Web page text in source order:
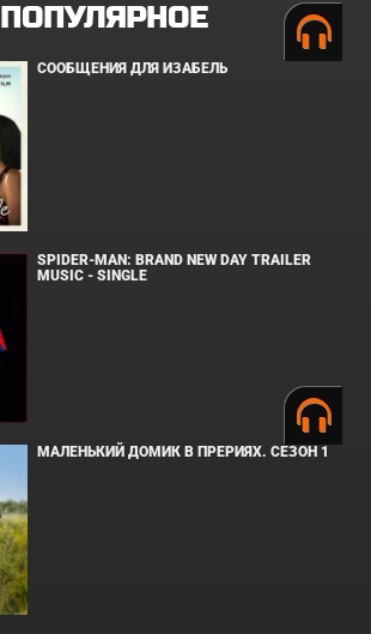
ПОПУЛЯРНОЕ
СООБЩЕНИЯ ДЛЯ ИЗАБЕЛЬ
SPIDER-MAN: BRAND NEW DAY TRAILER
MUSIC - SINGLE
МАЛЕНЬКИЙ ДОМИК В ПРЕРИЯХ. СЕЗОН 1